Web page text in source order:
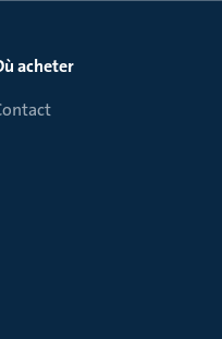
acheter